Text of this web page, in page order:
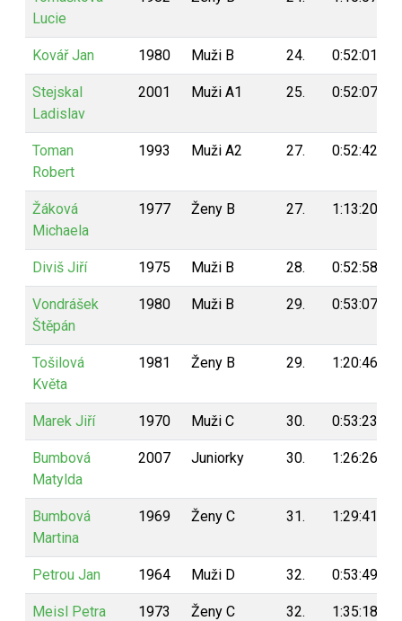
Lucie
Kovář Jan 1980 Muži B 24. 0:52:01
Stejskal
Ladislav
2001 Muži A1 25. 0:52:07
Toman
Robert
1993 Muži A2 27. 0:52:42
Žáková
Michaela
1977 Ženy B 27. 1:13:20
Diviš Jiří 1975 Muži B 28. 0:52:58
Vondrášek
Štěpán
1980 Muži B 29. 0:53:07
Tošilová
Květa
1981 Ženy B 29. 1:20:46
Marek Jiří 1970 Muži C 30. 0:53:23
Bumbová
Matylda
2007 Juniorky 30. 1:26:26
Bumbová
Martina
1969 Ženy C 31. 1:29:41
Petrou Jan 1964 Muži D 32. 0:53:49
Meisl Petra 1973 Ženy C 32. 1:35:18